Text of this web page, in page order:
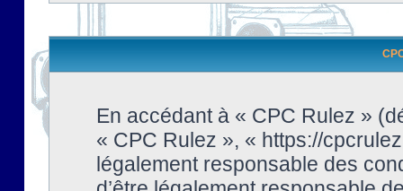
En accédant à « CPC Rulez »
« CPC Rulez », « https://
légalement responsable des